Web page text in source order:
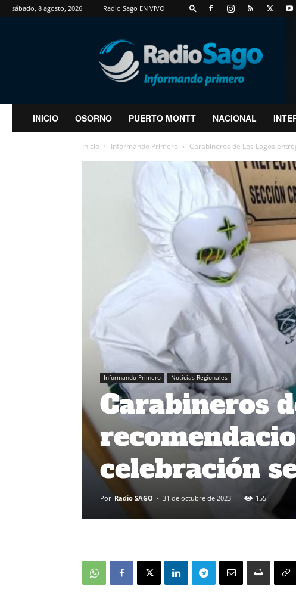
sábado, 8 agosto, 2026 Radio Sago EN VIVO
RadioSago
INICIO OSORNO PUERTO MONTT NACIONAL
Inicio Informando Primero Carabineros de Los Lagos
Informando Primero Noticias Regionales
Carabineros
celebración
Por Radio SAGO - 31 de octubre de 2023 155